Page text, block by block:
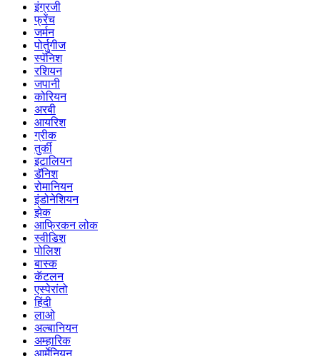
इंग्रजी
फ्रेंच
जर्मन
पोर्तुगीज
स्पॅनिश
रशियन
जपानी
कोरियन
अरबी
आयरिश
ग्रीक
तुर्की
इटालियन
डॅनिश
रोमानियन
इंडोनेशियन
झेक
आफ्रिकन लोक
स्वीडिश
पोलिश
बास्क
कॅटलन
एस्पेरांतो
हिंदी
लाओ
अल्बानियन
अम्हारिक